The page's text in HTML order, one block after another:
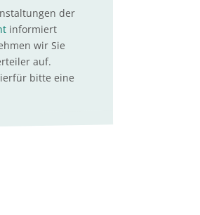
der
informiert
wir Sie
auf.
bitte eine